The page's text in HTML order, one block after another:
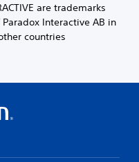
are trademarks
Interactive AB in
countries